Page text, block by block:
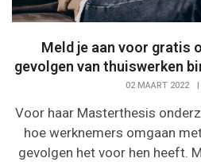
Meld je aan voor gratis
gevolgen van thuiswerken
02 MAART 2022
Voor haar Masterthesis
hoe werknemers omgaan
gevolgen het voor hen heeft.